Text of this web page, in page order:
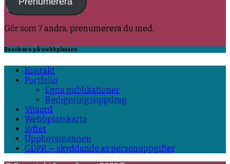
Gör som 7 andra, prenumerera du med.
Besökare på webbplatsen
Kontakt
Portfolio
Egna publikationer
Redigeringsuppdrag
Vitsord
Webbplatskarta
Syftet
Upphovsmannen
GDPR — skyddande av personuppgifter